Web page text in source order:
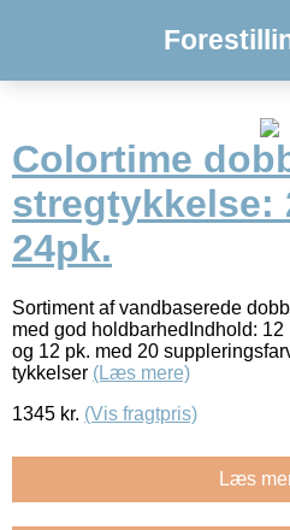
Colortime
stregtykkelse:
24pk.
Sortiment af vandbaserede
med god holdbarhedIndhold:
og 12 pk. med 20
tykkelser (Læs mere)
1345 kr. (Vis fragtpris)
Læs